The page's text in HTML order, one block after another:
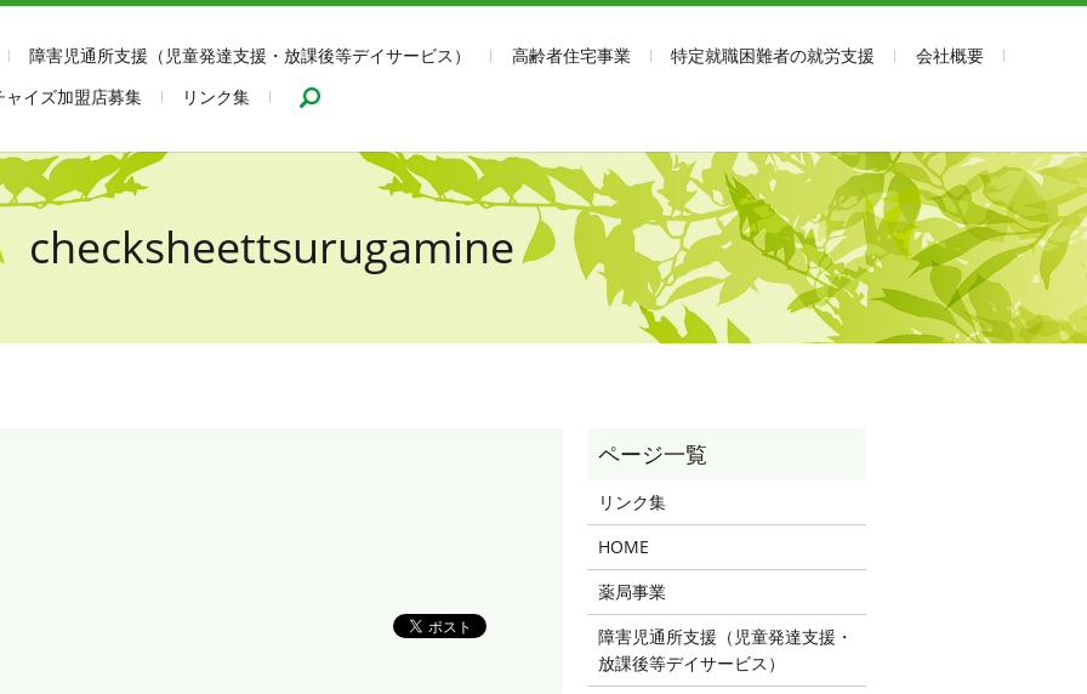
障害児通所支援（児童発達支援・放課後等デイサービス） 高齢者住宅事業 特定就職困難者の就労支援
会社概要
ャイズ加盟店募集 リンク集
checksheettsurugamine
リンク集
HOME
薬局事業
障害児通所支援（児童発達支援・
放課後等デイサービス）